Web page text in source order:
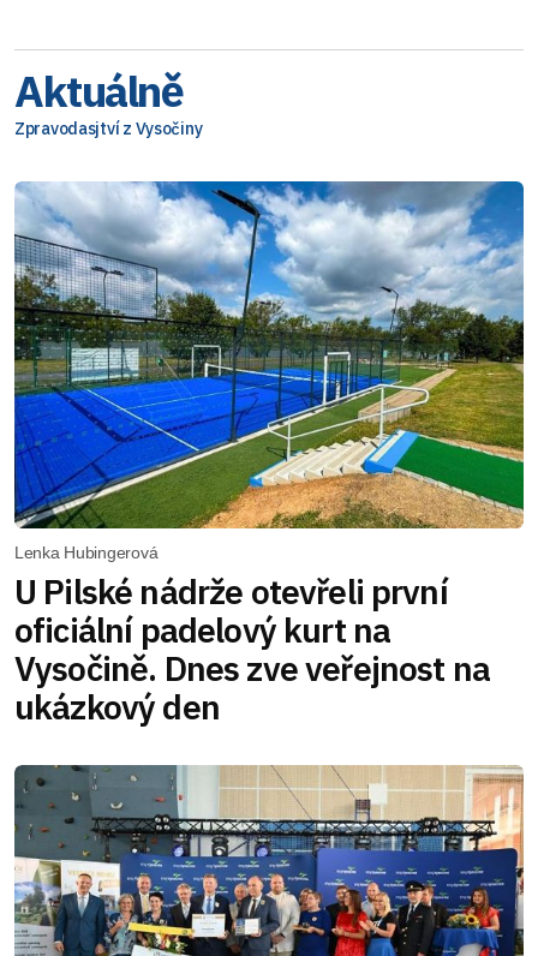
Aktuálně
Zpravodasjtví z Vysočiny
Lenka Hubingerová
U Pilské nádrže otevřeli první
oficiální padelový kurt na
Vysočině. Dnes zve veřejnost na
ukázkový den